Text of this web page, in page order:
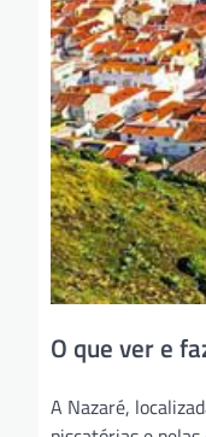
O que ver e
A Nazaré,